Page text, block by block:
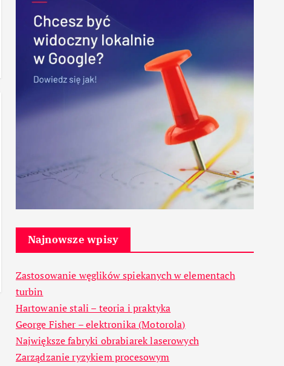
Najnowsze wpisy
Zastosowanie węglików spiekanych w elementach
turbin
Hartowanie stali – teoria i praktyka
George Fisher – elektronika (Motorola)
Największe fabryki obrabiarek laserowych
Zarządzanie ryzykiem procesowym